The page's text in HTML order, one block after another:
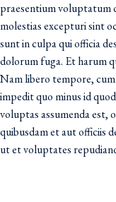
praesentium voluptatum
molestias excepturi sint
sunt in culpa qui officia
dolorum fuga. Et harum
Nam libero tempore,
impedit quo minus id
voluptas assumenda est,
quibusdam et aut officiis
ut et voluptates